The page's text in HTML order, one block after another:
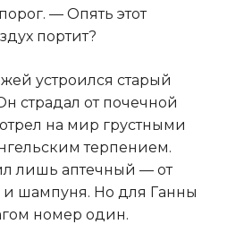
— Опять этот
портит?
устроился старый
страдал от почечной
на мир грустными
терпением.
лишь аптечный — от
и шампуня. Но для Ганны
номер один.